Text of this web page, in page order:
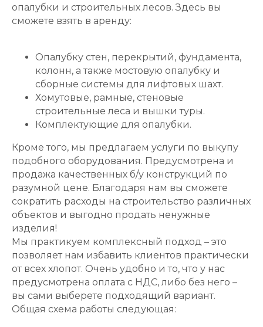
опалубки и строительных лесов. Здесь вы
сможете взять в аренду:
Опалубку стен, перекрытий, фундамента,
колонн, а также мостовую опалубку и
сборные системы для лифтовых шахт.
Хомутовые, рамные, стеновые
строительные леса и вышки туры.
Комплектующие для опалубки.
Кроме того, мы предлагаем услуги по выкупу
подобного оборудования. Предусмотрена и
продажа качественных б/у конструкций по
разумной цене. Благодаря нам вы сможете
сократить расходы на строительство различных
объектов и выгодно продать ненужные
изделия!
Мы практикуем комплексный подход – это
позволяет нам избавить клиентов практически
от всех хлопот. Очень удобно и то, что у нас
предусмотрена оплата с НДС, либо без него –
вы сами выберете подходящий вариант.
Общая схема работы следующая: